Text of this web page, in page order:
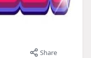
Share